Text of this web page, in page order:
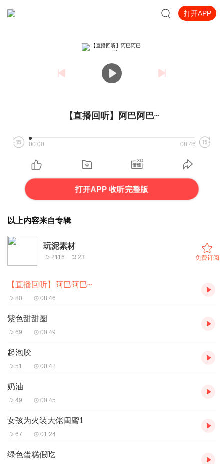
打开APP
【直播回听】阿巴阿巴~
00:00 08:46
打开APP 收听完整版
以上内容来自专辑
玩泥素材
2116 23 免费订阅
【直播回听】阿巴阿巴~
80 08:46
紫色甜甜圈
69 00:49
起泡胶
51 00:42
奶油
49 00:45
女孩为火装大佬闺蜜1
67 01:24
绿色蛋糕假吃